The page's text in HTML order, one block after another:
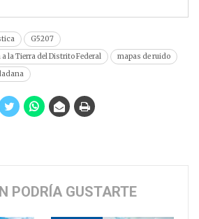
G5207
la Tierra del Distrito Federal
mapas de ruido
PODRÍA GUSTARTE